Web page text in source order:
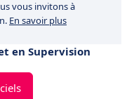
vous invitons à
En savoir plus
en Supervision